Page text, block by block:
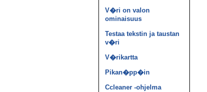
V�ri on valon
ominaisuus
Testaa tekstin ja taustan
v�ri
V�rikartta
Pikan�pp�in
Ccleaner -ohjelma